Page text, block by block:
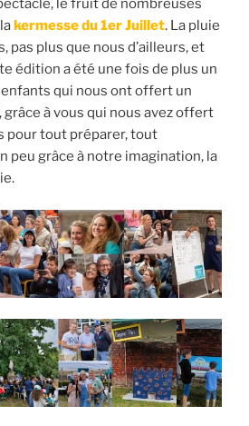
le fruit de nombreuses
kermesse du 1er Juillet. La pluie
pas plus que nous d’ailleurs, et
édition a été une fois de plus un
enfants qui nous ont offert un
à vous qui nous avez offert
pour tout préparer, tout
peu grâce à notre imagination, la